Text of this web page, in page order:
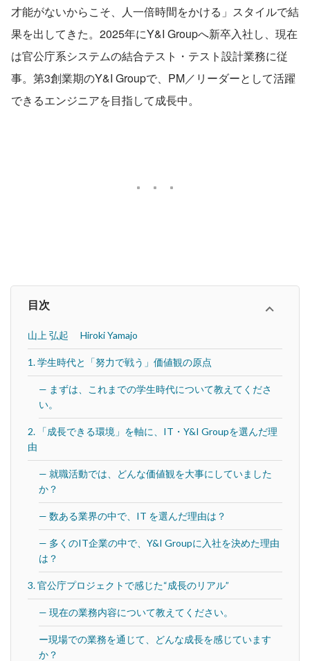
才能がないからこそ、人一倍時間をかける」スタイルで結
果を出してきた。2025年にY&I Groupへ新卒入社し、現在
は官公庁系システムの結合テスト・テスト設計業務に従
事。第3創業期のY&I Groupで、PM／リーダーとして活躍
できるエンジニアを目指して成長中。
目次
山上 弘起 Hiroki Yamajo
1. 学生時代と「努力で戦う」価値観の原点
— まずは、これまでの学生時代について教えてくださ
い。
2. 「成長できる環境」を軸に、IT・Y&I Groupを選んだ理
由
— 就職活動では、どんな価値観を大事にしていました
か？
— 数ある業界の中で、IT を選んだ理由は？
— 多くのIT企業の中で、Y&I Groupに入社を決めた理由
は？
3. 官公庁プロジェクトで感じた“成長のリアル”
— 現在の業務内容について教えてください。
ー現場での業務を通じて、どんな成長を感じています
か？